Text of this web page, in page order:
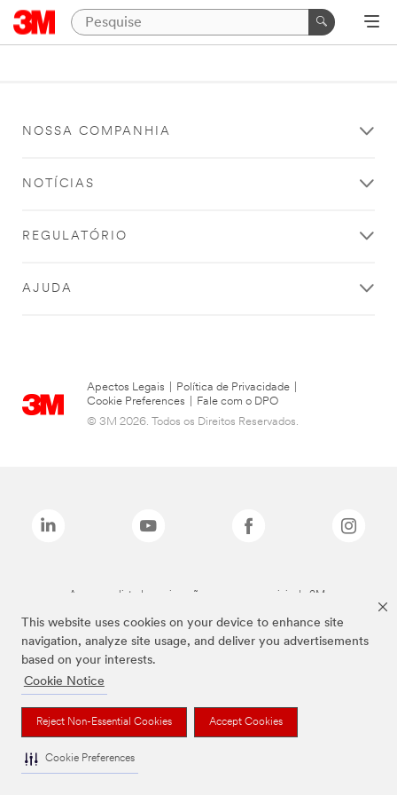
This website uses cookies on your device to enhance site
navigation, analyze site usage, and deliver you advertisements
based on your interests.
Cookie Notice
Reject Non-Essential Cookies Accept Cookies
Cookie Preferences
NOSSA COMPANHIA
NOTÍCIAS
REGULATÓRIO
AJUDA
Apectos Legais Política de Privacidade
Cookie Preferences
Fale com o DPO
© 3M 2026. Todos os Direitos Reservados.
As marcas listadas a cima são marcas comerciais da 3M.